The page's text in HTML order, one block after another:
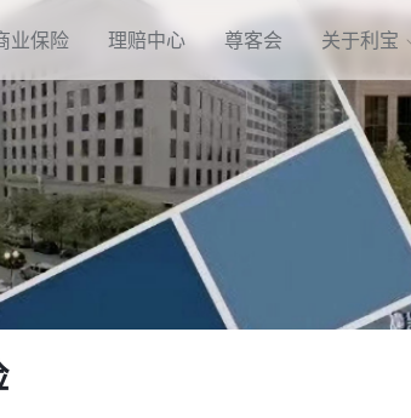
业保险 理赔中心 尊客会 关于利宝